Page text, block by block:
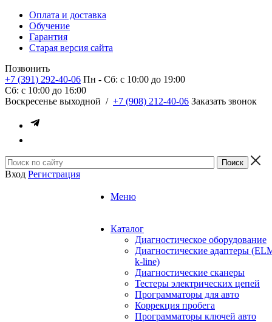
Оплата и доставка
Обучение
Гарантия
Старая версия сайта
Позвонить
+7 (391) 292-40-06 Пн - Сб: c 10:00 до 19:00
Сб: c 10:00 до 16:00
​Воскресенье выходной / +7 (908) 212-40-06 Заказать звонок
Вход Регистрация
Меню
Каталог
Диагностическое оборудование
Диагностические адаптеры
k-line)
Диагностические сканеры
Тестеры электрических цепей
Программаторы для авто
Коррекция пробега
Программаторы ключей авто